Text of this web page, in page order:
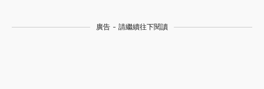
廣告 - 請繼續往下閱讀